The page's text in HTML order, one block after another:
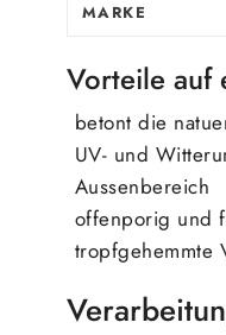
MARKE
Vorteile auf
betont die
UV- und
Aussenbereich
offenporig und
tropfgehemmte